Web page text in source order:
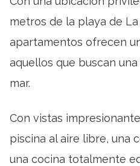
metros de la playa de La
apartamentos ofrecen
aquellos que buscan
mar.
Con vistas
piscina al aire libre, una
una cocina totalmente